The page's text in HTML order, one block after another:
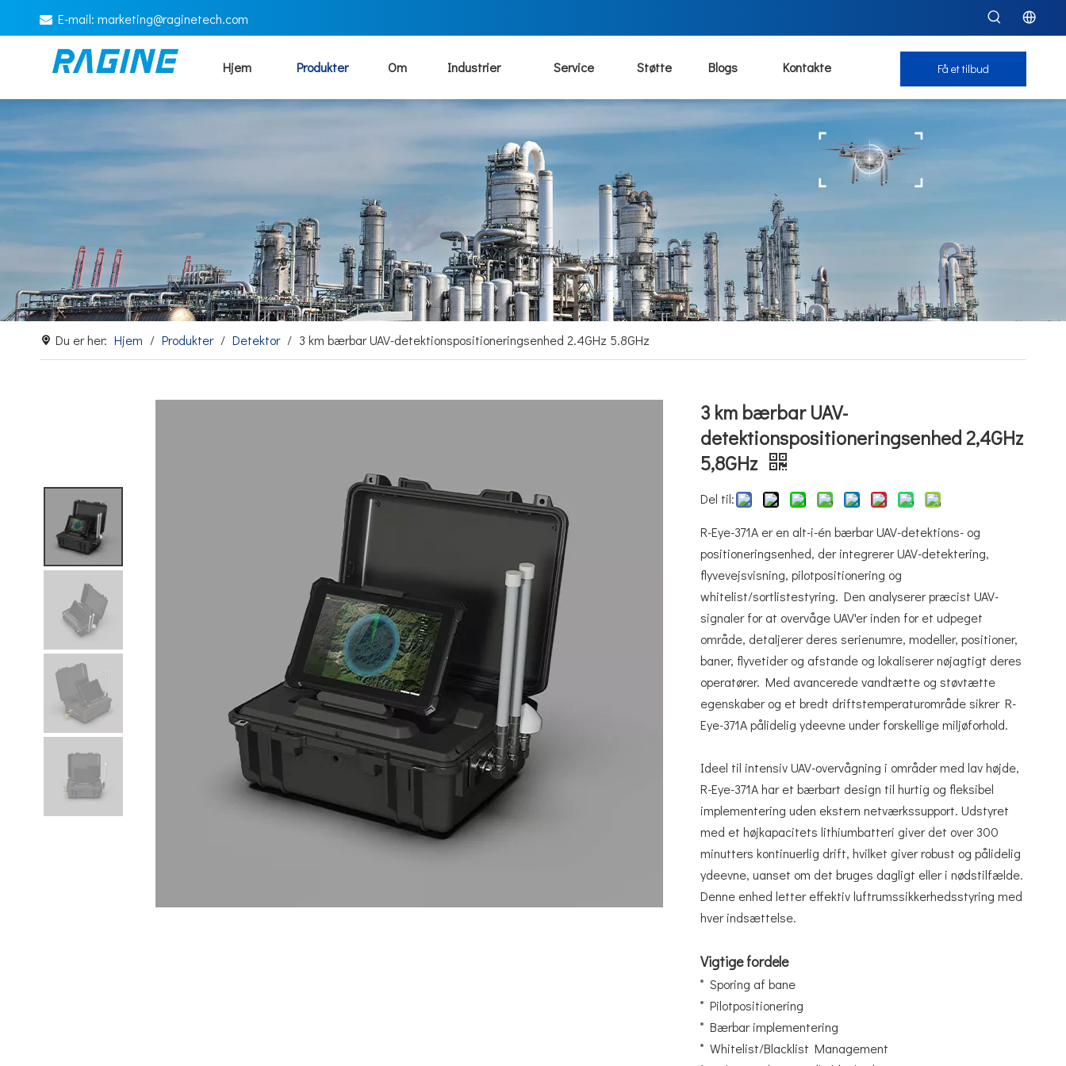
 E-mail: marketing@raginetech.com
Hjem Produkter Om Industrier Service Støtte Blogs Kontakte Få et tilbud
Du er her: Hjem / Produkter / Detektor / 3 km bærbar UAV-detektionspositioneringsenhed 2.4GHz 5.8GHz
3 km bærbar UAV-
detektionspositioneringsenhed 2,4GHz
5,8GHz
Del til:
R-Eye-371A er en alt-i-én bærbar UAV-detektions- og
positioneringsenhed, der integrerer UAV-detektering,
flyvevejsvisning, pilotpositionering og
whitelist/sortlistestyring. Den analyserer præcist UAV-
signaler for at overvåge UAV'er inden for et udpeget
område, detaljerer deres serienumre, modeller, positioner,
baner, flyvetider og afstande og lokaliserer nøjagtigt deres
operatører. Med avancerede vandtætte og støvtætte
egenskaber og et bredt driftstemperaturområde sikrer R-
Eye-371A pålidelig ydeevne under forskellige miljøforhold.
Ideel til intensiv UAV-overvågning i områder med lav højde,
R-Eye-371A har et bærbart design til hurtig og fleksibel
implementering uden ekstern netværkssupport. Udstyret
med et højkapacitets lithiumbatteri giver det over 300
minutters kontinuerlig drift, hvilket giver robust og pålidelig
ydeevne, uanset om det bruges dagligt eller i nødstilfælde.
Denne enhed letter effektiv luftrumssikkerhedsstyring med
hver indsættelse.
Vigtige fordele
Sporing af bane
Pilotpositionering
Bærbar implementering
Whitelist/Blacklist Management